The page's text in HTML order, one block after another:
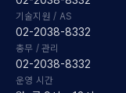
기술지원 / AS
02-2038-8332
총무 / 관리
02-2038-8332
운영 시간